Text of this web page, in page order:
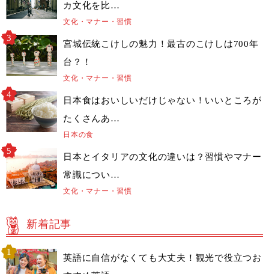
カ文化を比…
文化・マナー・習慣
宮城伝統こけしの魅力！最古のこけしは700年
台？！
文化・マナー・習慣
日本食はおいしいだけじゃない！いいところが
たくさんあ…
日本の食
日本とイタリアの文化の違いは？習慣やマナー
常識につい…
文化・マナー・習慣
新着記事
英語に自信がなくても大丈夫！観光で役立つお